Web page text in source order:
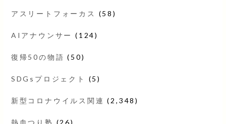
アスリートフォーカス (58)
AIアナウンサー (124)
復帰50の物語 (50)
SDGsプロジェクト (5)
新型コロナウイルス関連 (2,348)
熱血つり塾 (26)